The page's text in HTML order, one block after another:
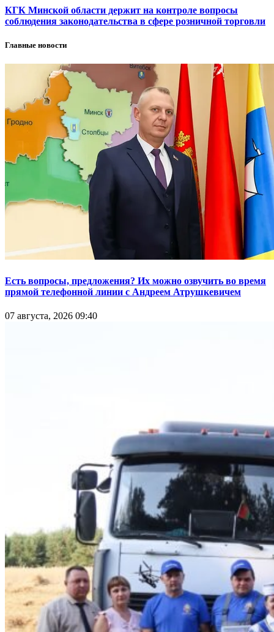
КГК Минской области держит на контроле вопросы
соблюдения законодательства в сфере розничной торговли
Главные новости
Есть вопросы, предложения? Их можно озвучить во время
прямой телефонной линии с Андреем Атрушкевичем
07 августа, 2026 09:40